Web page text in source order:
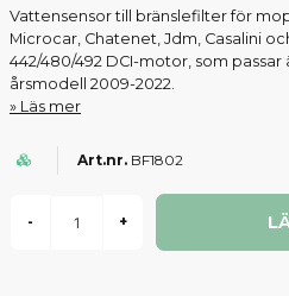
Vattensensor till bränslefilter för
Microcar, Chatenet, Jdm, Casalini
442/480/492 DCI-motor, som
årsmodell 2009-2022.
Läs mer
BF1802
- +